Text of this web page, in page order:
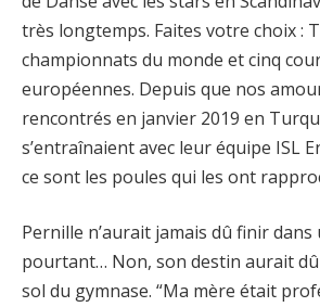
très longtemps. Faites votre choix :
championnats du monde et cinq
européennes. Depuis que nos
rencontrés en janvier 2019 en
s’entraînaient avec leur équipe ISL
ce sont les poules qui les ont
Pernille n’aurait jamais dû finir dans
pourtant… Non, son destin aurait
sol du gymnase. “Ma mère était